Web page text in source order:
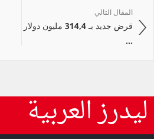
المقال التالي
قرض جديد بـ 314,4 مليون دولار
...
ليدرز العربية